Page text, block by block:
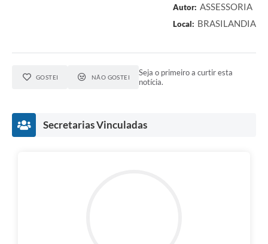
Autor: ASSESSORIA
Local: BRASILANDIA
GOSTEI NÃO GOSTEI
Seja o primeiro a curtir esta
notícia.
Secretarias Vinculadas